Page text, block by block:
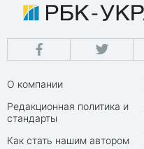
О компании
Редакционная политика и
стандарты
Как стать нашим автором